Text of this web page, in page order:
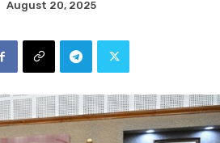
August 20, 2025